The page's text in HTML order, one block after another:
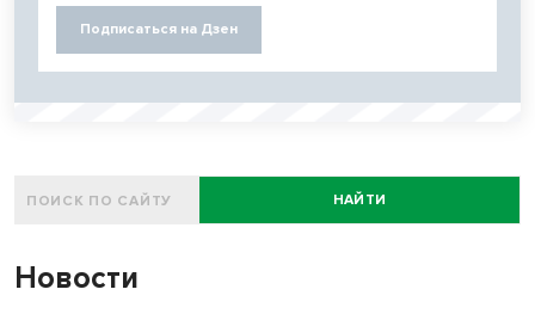
Подписаться на Дзен
НАЙТИ
Новости